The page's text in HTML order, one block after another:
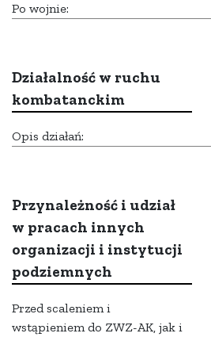
Po wojnie:
Działalność w ruchu
kombatanckim
Opis działań:
Przynależność i udział
w pracach innych
organizacji i instytucji
podziemnych
Przed scaleniem i
wstąpieniem do ZWZ-AK, jak i